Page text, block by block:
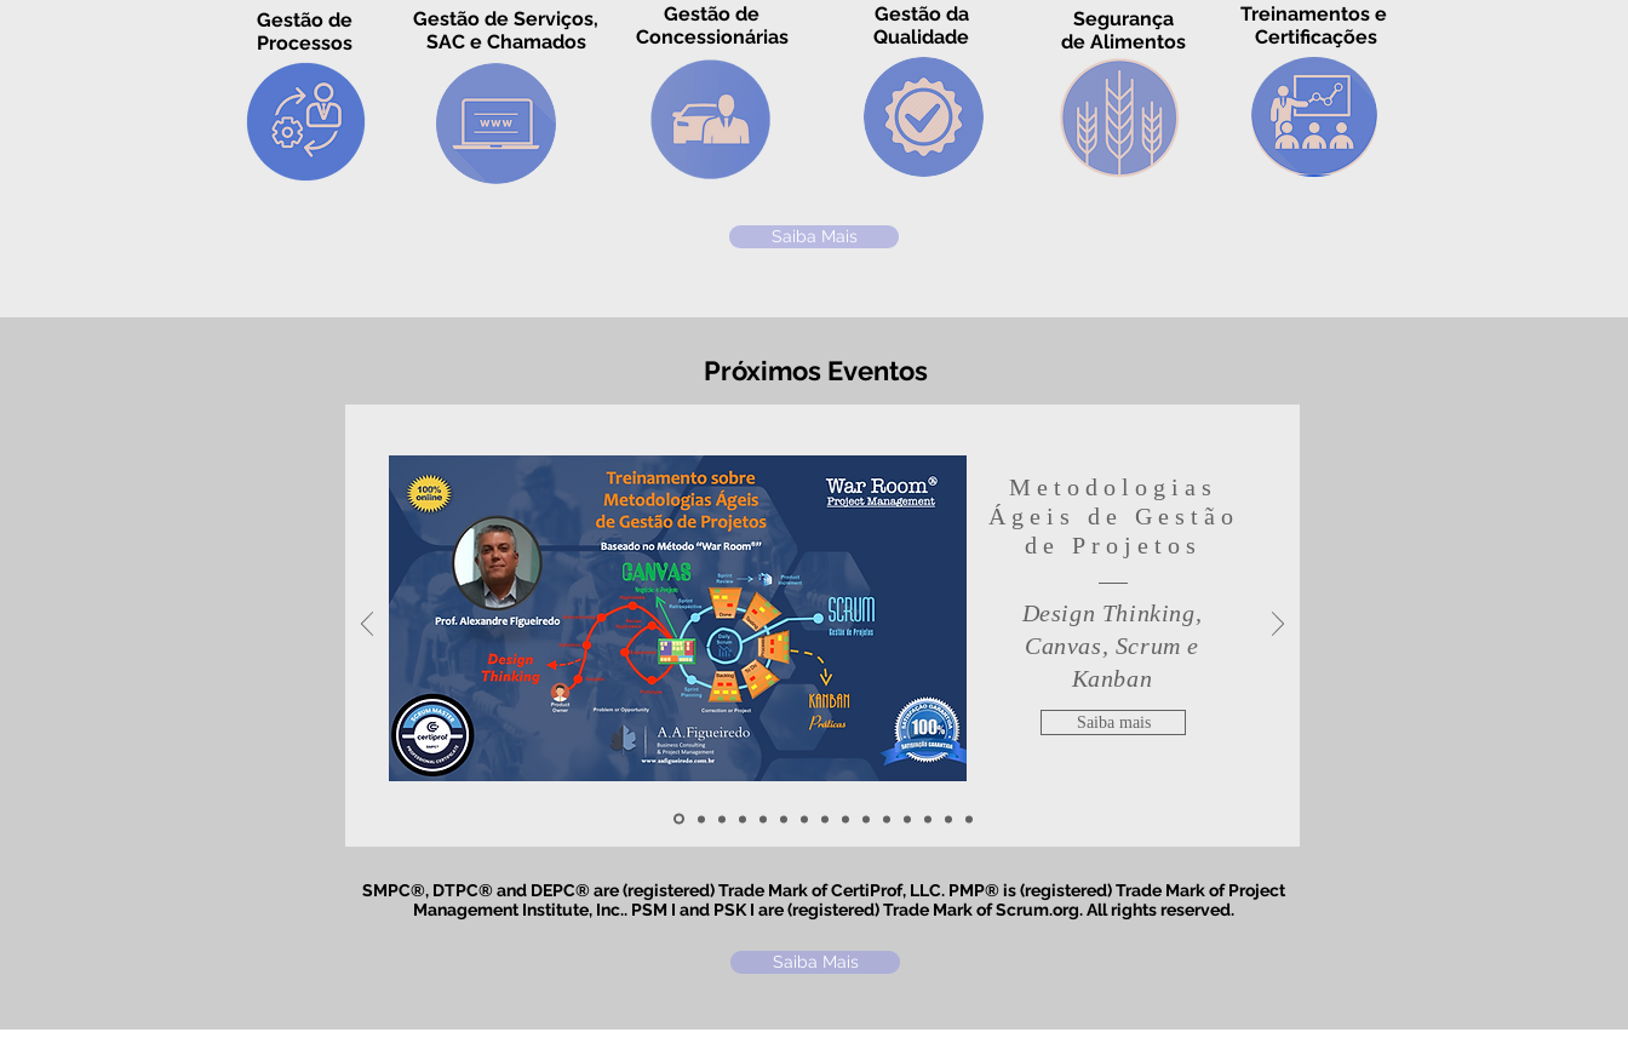
Gestão de
Processos
Gestão de Serviços,
SAC e Chamados
Gestão de
Concessionárias
Gestão da
Qualidade
Segurança
de Alimentos
Treinamentos e
Certificações
Saiba Mais
Próximos Eventos
Metodologias
Ágeis de Gestão
de Projetos
Design Thinking,
Canvas, Scrum e
Kanban
Saiba mais
SMPC®, DTPC® and DEPC® are (registered) Trade Mark of CertiProf, LLC. PMP® is (registered) Trade Mark of Project
Management Institute, Inc.. PSM I and PSK I are (registered) Trade Mark of Scrum.org. All rights reserved.
Saiba Mais